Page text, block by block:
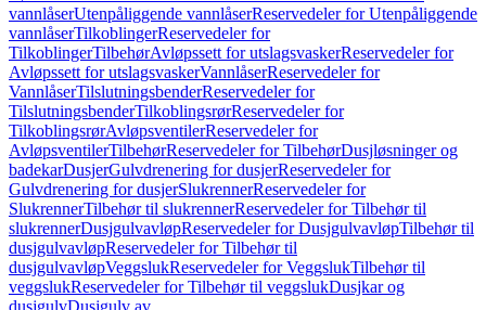
vannlåserUtenpåliggende vannlåserReservedeler for Utenpåliggende
vannlåserTilkoblingerReservedeler for
TilkoblingerTilbehørAvløpssett for utslagsvaskerReservedeler for
Avløpssett for utslagsvaskerVannlåserReservedeler for
VannlåserTilslutningsbenderReservedeler for
TilslutningsbenderTilkoblingsrørReservedeler for
TilkoblingsrørAvløpsventilerReservedeler for
AvløpsventilerTilbehørReservedeler for TilbehørDusjløsninger og
badekarDusjerGulvdrenering for dusjerReservedeler for
Gulvdrenering for dusjerSlukrennerReservedeler for
SlukrennerTilbehør til slukrennerReservedeler for Tilbehør til
slukrennerDusjgulvavløpReservedeler for DusjgulvavløpTilbehør til
dusjgulvavløpReservedeler for Tilbehør til
dusjgulvavløpVeggslukReservedeler for VeggslukTilbehør til
veggslukReservedeler for Tilbehør til veggslukDusjkar og
dusjgulvDusjgulv av